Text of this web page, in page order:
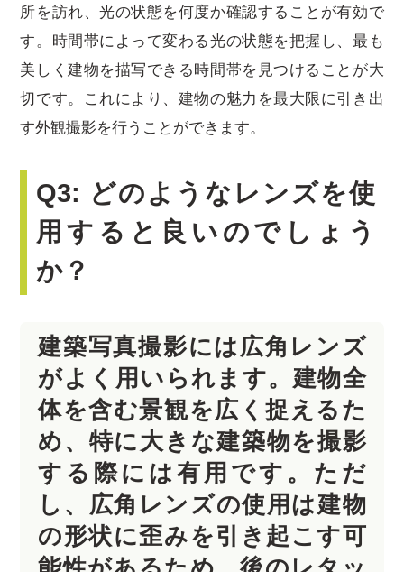
所を訪れ、光の状態を何度か確認することが有効で
す。時間帯によって変わる光の状態を把握し、最も
美しく建物を描写できる時間帯を見つけることが大
切です。これにより、建物の魅力を最大限に引き出
す外観撮影を行うことができます。
Q3: どのようなレンズを使
用すると良いのでしょう
か？
建築写真撮影には広角レンズ
がよく用いられます。建物全
体を含む景観を広く捉えるた
め、特に大きな建築物を撮影
する際には有用です。ただ
し、広角レンズの使用は建物
の形状に歪みを引き起こす可